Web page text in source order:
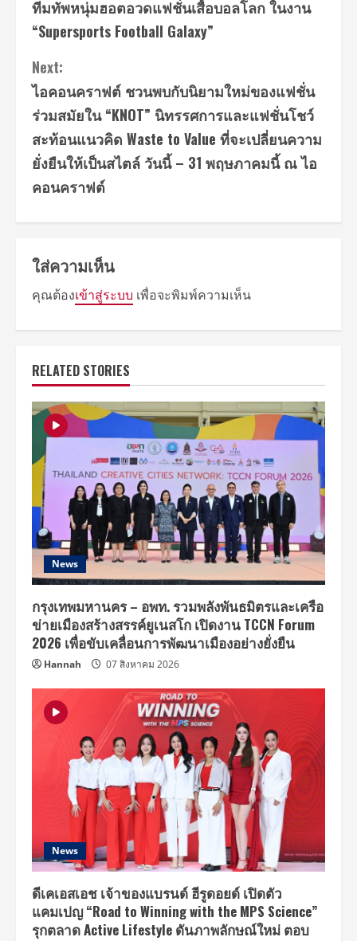
ทีมทัพหนุ่มฮอตอวดแฟชั่นเสื้อบอลโลก ในงาน
“Supersports Football Galaxy”
Next:
ไอคอนคราฟต์ ชวนพบกับนิยามใหม่ของแฟชั่น
ร่วมสมัยใน “KNOT” นิทรรศการและแฟชั่นโชว์
สะท้อนแนวคิด Waste to Value ที่จะเปลี่ยนความ
ยั่งยืนให้เป็นสไตล์ วันนี้ – 31 พฤษภาคมนี้ ณ ไอ
คอนคราฟต์
ใส่ความเห็น
คุณต้องเข้าสู่ระบบ เพื่อจะพิมพ์ความเห็น
RELATED STORIES
News
กรุงเทพมหานคร – อพท. รวมพลังพันธมิตรและเครือ
ข่ายเมืองสร้างสรรค์ยูเนสโก เปิดงาน TCCN Forum
2026 เพื่อขับเคลื่อนการพัฒนาเมืองอย่างยั่งยืน
Hannah 07 สิงหาคม 2026
News
ดีเคเอสเอช เจ้าของแบรนด์ ฮีรูดอยด์ เปิดตัว
แคมเปญ “Road to Winning with the MPS Science”
รุกตลาด Active Lifestyle ดันภาพลักษณ์ใหม่ ตอบ